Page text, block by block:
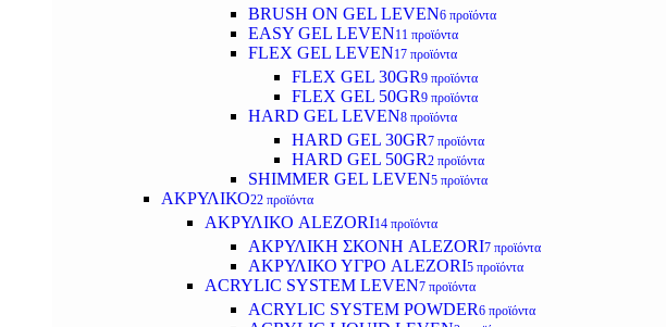
BRUSH ON GEL LEVEN6 προϊόντα
EASY GEL LEVEN11 προϊόντα
FLEX GEL LEVEN17 προϊόντα
FLEX GEL 30GR9 προϊόντα
FLEX GEL 50GR9 προϊόντα
HARD GEL LEVEN8 προϊόντα
HARD GEL 30GR7 προϊόντα
HARD GEL 50GR2 προϊόντα
SHIMMER GEL LEVEN5 προϊόντα
ΑΚΡΥΛΙΚΟ22 προϊόντα
ΑΚΡΥΛΙΚΟ ALEZORI14 προϊόντα
ΑΚΡΥΛΙΚΗ ΣΚΟΝΗ ALEZORI7 προϊόντα
ΑΚΡΥΛΙΚΟ ΥΓΡΟ ALEZORI5 προϊόντα
ACRYLIC SYSTEM LEVEN7 προϊόντα
ACRYLIC SYSTEM POWDER6 προϊόντα